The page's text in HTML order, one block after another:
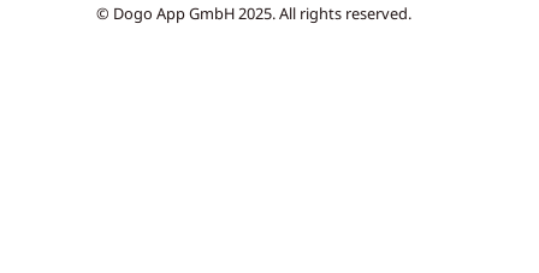
© Dogo App GmbH 2025. All rights reserved.